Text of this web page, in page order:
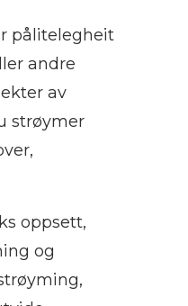
pålitelegheit
andre
av
strøymer
oppsett,
og